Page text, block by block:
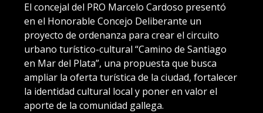
El concejal del PRO Marcelo Cardoso presentó
en el Honorable Concejo Deliberante un
proyecto de ordenanza para crear el circuito
urbano turístico-cultural “Camino de Santiago
en Mar del Plata”, una propuesta que busca
ampliar la oferta turística de la ciudad, fortalecer
la identidad cultural local y poner en valor el
aporte de la comunidad gallega.